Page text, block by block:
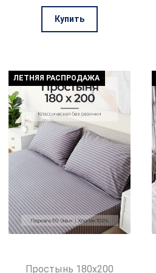
составляла
4070₽.
Купить
ЛЕТНЯЯ РАСПРОДАЖА
Простынь 180х200